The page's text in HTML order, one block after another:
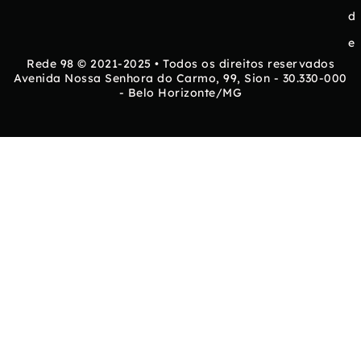
d
e
Rede 98 © 2021-2025 • Todos os direitos reservados
Avenida Nossa Senhora do Carmo, 99, Sion - 30.330-000
- Belo Horizonte/MG